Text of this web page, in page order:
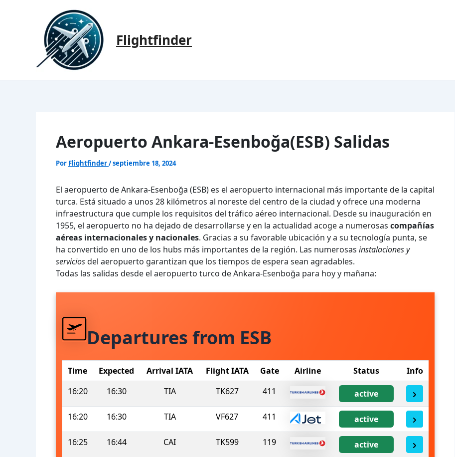
Flightfinder
Aeropuerto Ankara-Esenboğa(ESB) Salidas
Por Flightfinder/septiembre 18, 2024
El aeropuerto de Ankara-Esenboğa (ESB) es el aeropuerto internacional más importante de la capital
turca. Está situado a unos 28 kilómetros al noreste del centro de la ciudad y ofrece una moderna
infraestructura que cumple los requisitos del tráfico aéreo internacional. Desde su inauguración en
1955, el aeropuerto no ha dejado de desarrollarse y en la actualidad acoge a numerosas compañías
aéreas internacionales y nacionales. Gracias a su favorable ubicación y a su tecnología punta, se
ha convertido en uno de los hubs más importantes de la región. Las numerosas instalaciones y
serviciosdel aeropuerto garantizan que los tiempos de espera sean agradables.
Todas las salidas desde el aeropuerto turco de Ankara-Esenboğa para hoy y mañana:
Departures from ESB
Time Expected Arrival IATA Flight IATA Gate Airline Status
Info
16:20
16:30 TIA TK627 411 active
16:20 16:30 TIA VF627 411 active
16:25 16:44 CAI TK599 119 active